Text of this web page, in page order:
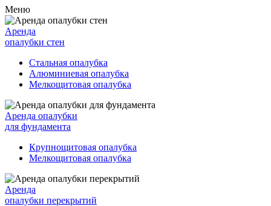
Меню
Аренда
опалубки стен
Стальная опалубка
Алюминиевая опалубка
Мелкощитовая опалубка
Аренда опалубки
для фундамента
Крупнощитовая опалубка
Мелкощитовая опалубка
Аренда
опалубки перекрытий